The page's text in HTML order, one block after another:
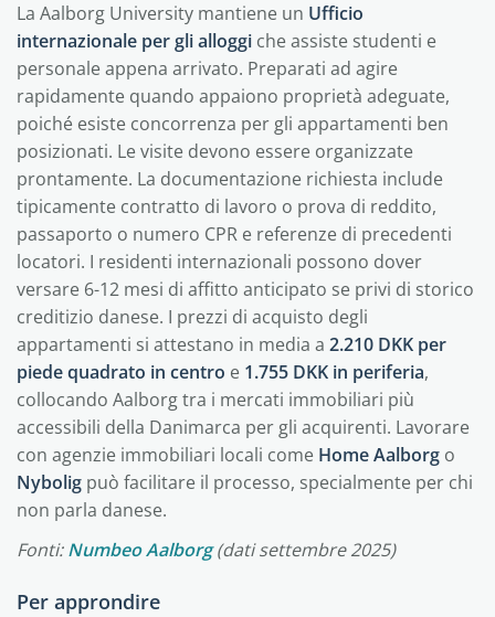
La Aalborg University mantiene un Ufficio
internazionale per gli alloggi che assiste studenti e
personale appena arrivato. Preparati ad agire
rapidamente quando appaiono proprietà adeguate,
poiché esiste concorrenza per gli appartamenti ben
posizionati. Le visite devono essere organizzate
prontamente. La documentazione richiesta include
tipicamente contratto di lavoro o prova di reddito,
passaporto o numero CPR e referenze di precedenti
locatori. I residenti internazionali possono dover
versare 6-12 mesi di affitto anticipato se privi di storico
creditizio danese. I prezzi di acquisto degli
appartamenti si attestano in media a 2.210 DKK per
piede quadrato in centro e 1.755 DKK in periferia,
collocando Aalborg tra i mercati immobiliari più
accessibili della Danimarca per gli acquirenti. Lavorare
con agenzie immobiliari locali come Home Aalborg o
Nybolig può facilitare il processo, specialmente per chi
non parla danese.
Fonti:Numbeo Aalborg(dati settembre 2025)
Per approndire